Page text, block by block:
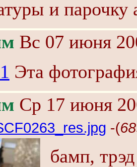
и парочку
Вс 07 июня
Эта
Ср 17 июня
-(
бамп,